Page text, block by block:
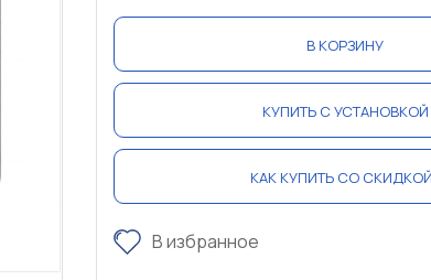
В КОРЗИНУ
КУПИТЬ С УСТАНОВКОЙ
КАК КУПИТЬ СО
В избранное